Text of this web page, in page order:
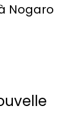
Nogaro